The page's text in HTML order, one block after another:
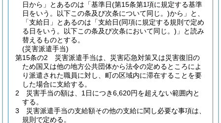
日から」とあるのは「基準日(第15条第1項に規定する基準
日をいう。以下この条及び次条について同じ。)から」と、
「支給日」とあるのは「支給日(同項に規定する規則で定め
る日をいう。以下この条及び次条において同じ。) 」と読み
替えるものとする。
(災害派遣手当)
第15条の2
災害派遣手当は、災害応急対策又は災害復旧の
ため国又は他の地方公共団体から法令の定めるところによ
り派遣された職員に対し、町の区域内に滞在することを要
した場合に支給する。
2
災害手当の額は、1日につき6,620円を超えない範囲内と
する。
3
災害派遣手当の支給額その他の支給に関し必要な事項は、
規則で定める。